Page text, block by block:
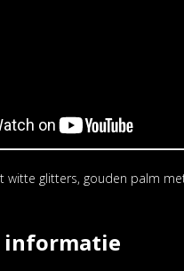
witte glitters, gouden palm
informatie